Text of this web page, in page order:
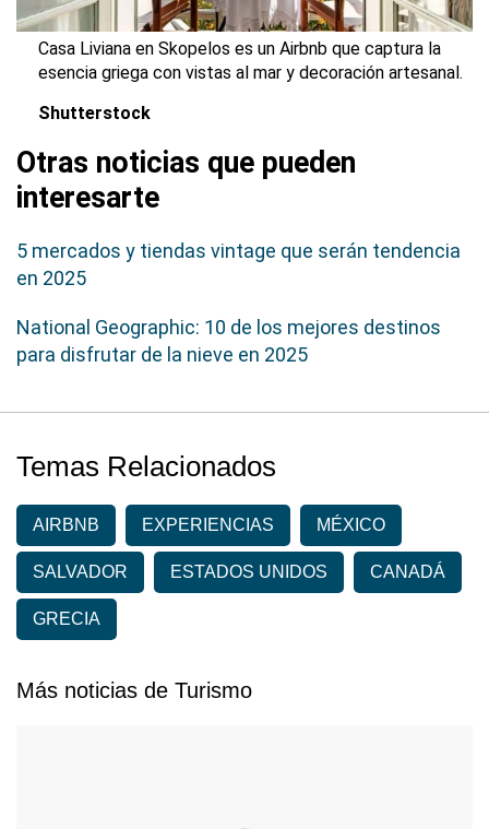
Casa Liviana en Skopelos es un Airbnb que captura la
esencia griega con vistas al mar y decoración artesanal.
Shutterstock
Otras noticias que pueden
interesarte
5 mercados y tiendas vintage que serán tendencia
en 2025
National Geographic: 10 de los mejores destinos
para disfrutar de la nieve en 2025
Temas Relacionados
AIRBNB EXPERIENCIAS MÉXICO
SALVADOR ESTADOS UNIDOS CANADÁ
GRECIA
Más noticias de Turismo